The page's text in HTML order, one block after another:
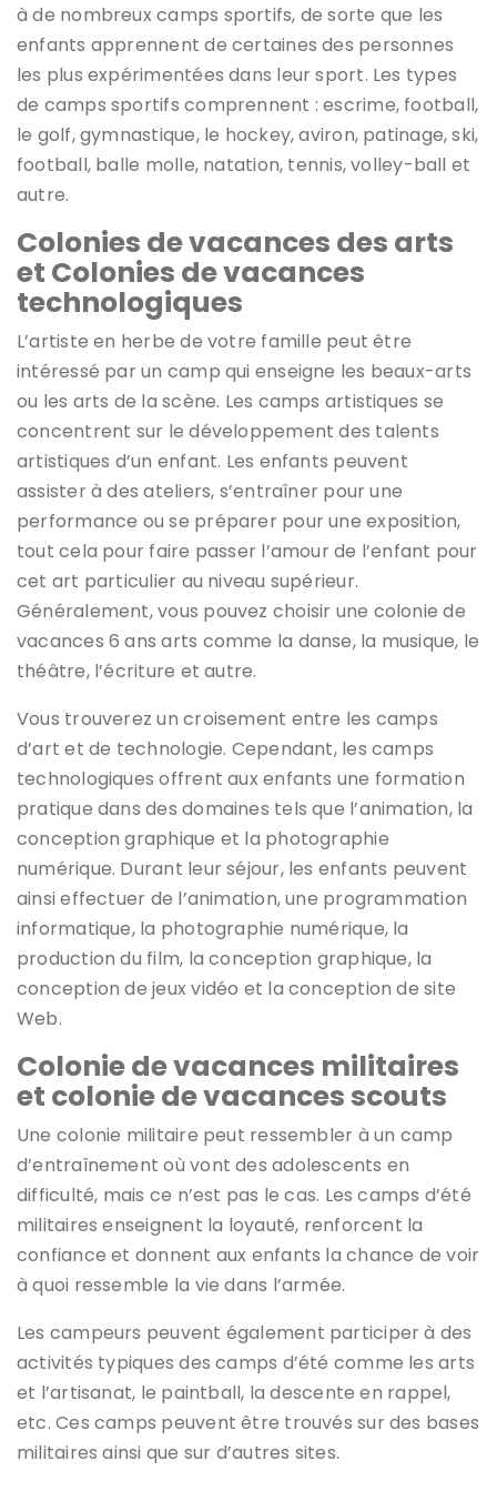
à de nombreux camps sportifs, de sorte que les
enfants apprennent de certaines des personnes
les plus expérimentées dans leur sport. Les types
de camps sportifs comprennent : escrime, football,
le golf, gymnastique, le hockey, aviron, patinage, ski,
football, balle molle, natation, tennis, volley-ball et
autre.
Colonies de vacances des arts
et Colonies de vacances
technologiques
L’artiste en herbe de votre famille peut être
intéressé par un camp qui enseigne les beaux-arts
ou les arts de la scène. Les camps artistiques se
concentrent sur le développement des talents
artistiques d’un enfant. Les enfants peuvent
assister à des ateliers, s’entraîner pour une
performance ou se préparer pour une exposition,
tout cela pour faire passer l’amour de l’enfant pour
cet art particulier au niveau supérieur.
Généralement, vous pouvez choisir une colonie de
vacances 6 ans arts comme la danse, la musique, le
théâtre, l’écriture et autre.
Vous trouverez un croisement entre les camps
d’art et de technologie. Cependant, les camps
technologiques offrent aux enfants une formation
pratique dans des domaines tels que l’animation, la
conception graphique et la photographie
numérique. Durant leur séjour, les enfants peuvent
ainsi effectuer de l’animation, une programmation
informatique, la photographie numérique, la
production du film, la conception graphique, la
conception de jeux vidéo et la conception de site
Web.
Colonie de vacances militaires
et colonie de vacances scouts
Une colonie militaire peut ressembler à un camp
d’entraînement où vont des adolescents en
difficulté, mais ce n’est pas le cas. Les camps d’été
militaires enseignent la loyauté, renforcent la
confiance et donnent aux enfants la chance de voir
à quoi ressemble la vie dans l’armée.
Les campeurs peuvent également participer à des
activités typiques des camps d’été comme les arts
et l’artisanat, le paintball, la descente en rappel,
etc. Ces camps peuvent être trouvés sur des bases
militaires ainsi que sur d’autres sites.